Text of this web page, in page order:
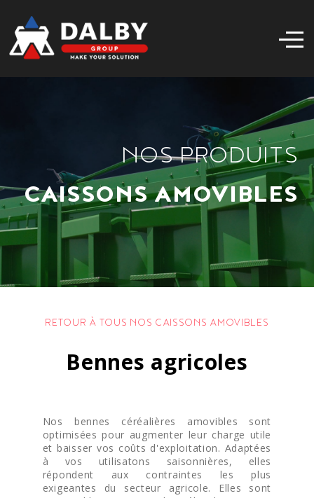
NOS PRODUITS
CAISSONS AMOVIBLES
RETOUR À TOUS NOS CAISSONS AMOVIBLES
Bennes agricoles
Nos bennes céréalières amovibles sont
optimisées pour augmenter leur charge utile
et baisser vos coûts d'exploitation. Adaptées
à vos utilisatons saisonnières, elles
répondent aux contraintes les plus
exigeantes du secteur agricole. Elles sont